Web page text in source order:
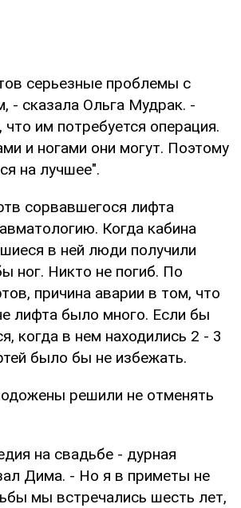
серьезные проблемы с
- сказала Ольга Мудрак. -
что им потребуется операция.
и ногами они могут. Поэтому
на лучшее".
сорвавшегося лифта
Когда кабина
в ней люди получили
ног. Никто не погиб. По
причина аварии в том, что
лифта было много. Если бы
когда в нем находились 2 - 3
было бы не избежать.
решили не отменять
на свадьбе - дурная
Дима. - Но я в приметы не
мы встречались шесть лет,